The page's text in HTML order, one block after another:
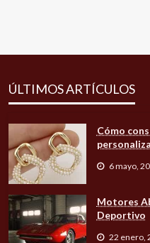
ÚLTIMOS ARTÍCULOS
Cómo
6 mayo,
Motores
Deportivo
22 enero,